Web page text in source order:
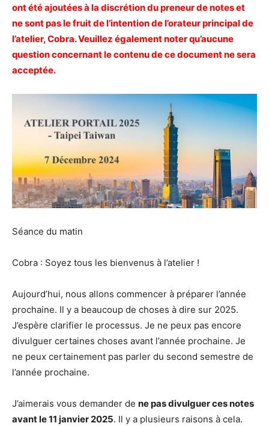
ont été ajoutées à la discrétion du preneur de notes et
ne sont pas le fruit de l’intention de l’orateur principal de
l’atelier, Cobra. Veuillez également noter qu’aucune
question concernant le contenu de ce document ne sera
acceptée.
Séance du matin
Cobra : Soyez tous les bienvenus à l’atelier !
Aujourd’hui, nous allons commencer à préparer l’année
prochaine. Il y a beaucoup de choses à dire sur 2025.
J’espère clarifier le processus. Je ne peux pas encore
divulguer certaines choses avant l’année prochaine. Je
ne peux certainement pas parler du second semestre de
l’année prochaine.
J’aimerais vous demander de ne pas divulguer ces notes
avant le 11 janvier 2025. Il y a plusieurs raisons à cela.